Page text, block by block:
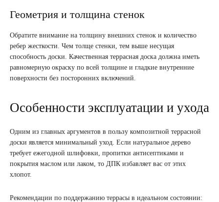
Геометрия и толщина стенок
Обратите внимание на толщину внешних стенок и количество
ребер жесткости. Чем толще стенки, тем выше несущая
способность доски. Качественная террасная доска должна иметь
равномерную окраску по всей толщине и гладкие внутренние
поверхности без посторонних включений.
Особенности эксплуатации и ухода
Одним из главных аргументов в пользу композитной террасной
доски является минимальный уход. Если натуральное дерево
требует ежегодной шлифовки, пропитки антисептиками и
покрытия маслом или лаком, то ДПК избавляет вас от этих
хлопот.
Рекомендации по поддержанию террасы в идеальном состоянии: